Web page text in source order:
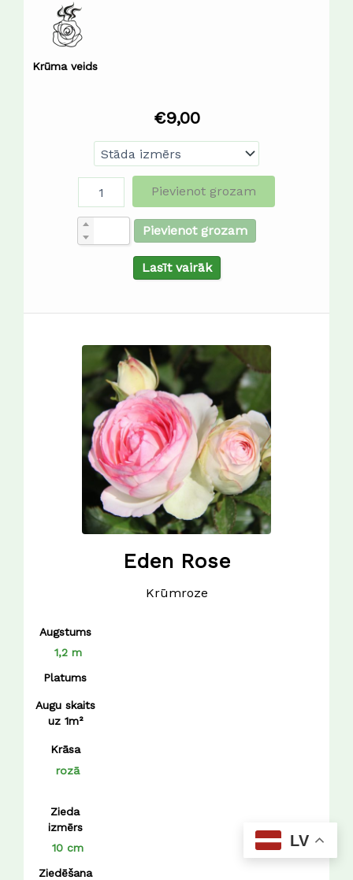
Krūma veids
€9,00
Pievienot grozam
Pievienot grozam
Lasīt vairāk
Eden Rose
Krūmroze
Augstums
1,2 m
Platums
Augu skaits
uz 1m²
Krāsa
rozā
Zieda
izmērs
10 cm
Ziedēšana
LV